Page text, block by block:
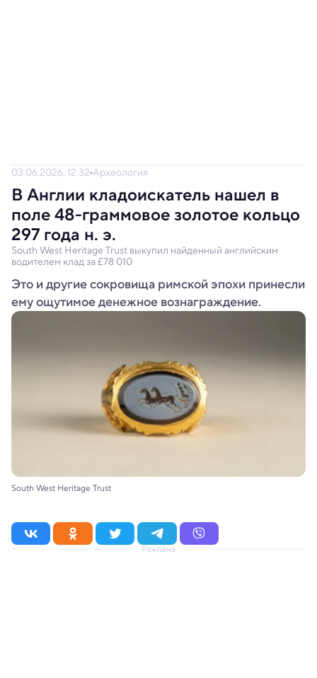
03.06.2026, 12:32 Археология
В Англии кладоискатель нашел в
поле 48-граммовое золотое кольцо
297 года н. э.
South West Heritage Trust выкупил найденный английским
водителем клад за £78 010
Это и другие сокровища римской эпохи принесли
ему ощутимое денежное вознаграждение.
South West Heritage Trust
Реклама